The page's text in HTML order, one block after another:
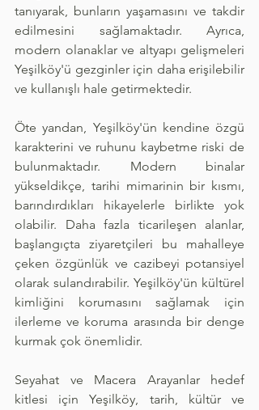
tanıyarak, bunların yaşamasını ve takdir
edilmesini sağlamaktadır. Ayrıca,
modern olanaklar ve altyapı gelişmeleri
Yeşilköy'ü gezginler için daha erişilebilir
ve kullanışlı hale getirmektedir.
Öte yandan, Yeşilköy'ün kendine özgü
karakterini ve ruhunu kaybetme riski de
bulunmaktadır. Modern binalar
yükseldikçe, tarihi mimarinin bir kısmı,
barındırdıkları hikayelerle birlikte yok
olabilir. Daha fazla ticarileşen alanlar,
başlangıçta ziyaretçileri bu mahalleye
çeken özgünlük ve cazibeyi potansiyel
olarak sulandırabilir. Yeşilköy'ün kültürel
kimliğini korumasını sağlamak için
ilerleme ve koruma arasında bir denge
kurmak çok önemlidir.
Seyahat ve Macera Arayanlar hedef
kitlesi için Yeşilköy, tarih, kültür ve